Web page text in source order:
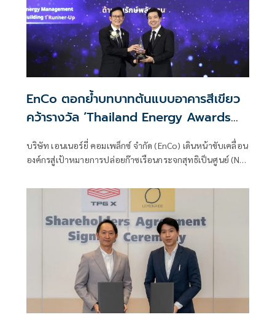
EnCo ตอกย้ำบทบาทต้นแบบอาคารสีเขียว
คว้ารางวัล ‘Thailand Energy Awards
บริษัท เอนเนอร์ยี่ คอมเพล็กซ์ จำกัด (EnCo) เดินหน้าขับเคลื่อน
องค์กรสู่เป้าหมายการปล่อยก๊าซเรือนกระจกสุทธิเป็นศูนย์ (Net